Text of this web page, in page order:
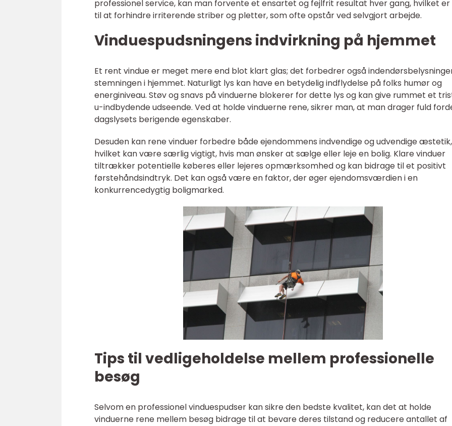
professionel service, kan man forvente et ensartet og fejlfrit resultat hver gang, hvilket
til at forhindre irriterende striber og pletter, som ofte opstår ved selvgjort arbejde.
Vinduespudsningens indvirkning på hjemmet
Et rent vindue er meget mere end blot klart glas; det forbedrer også
stemningen i hjemmet. Naturligt lys kan have en betydelig indflydelse på folks humør og
energiniveau. Støv og snavs på vinduerne blokerer for dette lys og kan give rummet et
u-indbydende udseende. Ved at holde vinduerne rene, sikrer man, at man drager fuld
dagslysets berigende egenskaber.
Desuden kan rene vinduer forbedre både ejendommens indvendige og udvendige æstetik,
hvilket kan være særlig vigtigt, hvis man ønsker at sælge eller leje en bolig. Klare vinduer
tiltrækker potentielle køberes eller lejeres opmærksomhed og kan bidrage til et positivt
førstehåndsindtryk. Det kan også være en faktor, der øger ejendomsværdien i en
konkurrencedygtig boligmarked.
Tips til vedligeholdelse mellem professionelle
besøg
Selvom en professionel vinduespudser kan sikre den bedste kvalitet, kan det at holde
vinduerne rene mellem besøg bidrage til at bevare deres tilstand og reducere antallet af